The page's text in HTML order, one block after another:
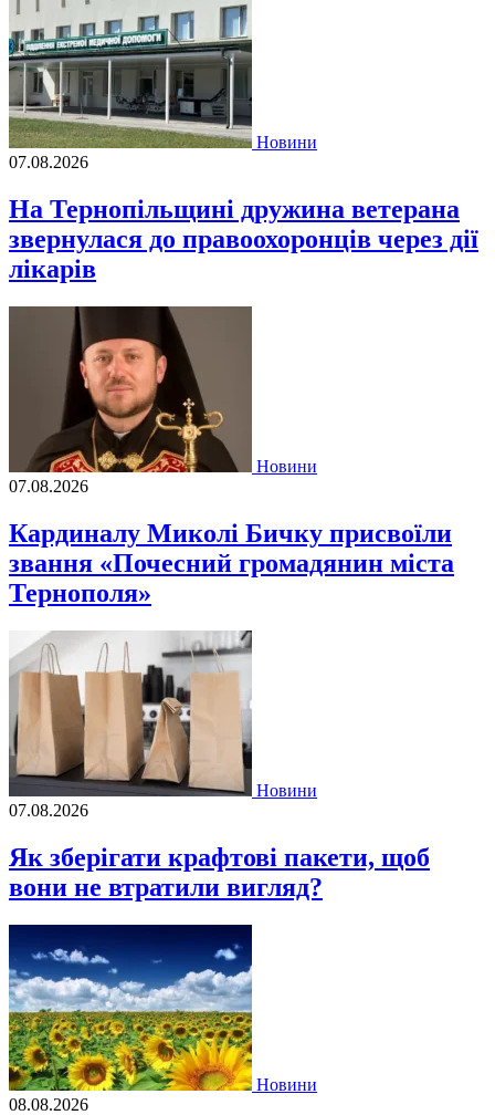
Новини
07.08.2026
На Тернопільщині дружина ветерана
звернулася до правоохоронців через дії
лікарів
Новини
07.08.2026
Кардиналу Миколі Бичку присвоїли
звання «Почесний громадянин міста
Тернополя»
Новини
07.08.2026
Як зберігати крафтові пакети, щоб
вони не втратили вигляд?
Новини
08.08.2026